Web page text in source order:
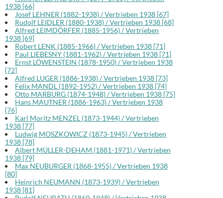
1938 [66]
Josef LEHNER (1882-1938) / Vertrieben 1938 [67]
Rudolf LEIDLER (1880-1938) / Vertrieben 1938 [68]
Alfred LEIMDÖRFER (1885-1956) / Vertrieben
1938 [69]
Robert LENK (1885-1966) / Vertrieben 1938 [71]
Paul LIEBESNY (1881-1962) / Vertrieben 1938 [71]
Ernst LÖWENSTEIN (1878-1950) / Vertrieben 1938
[72]
Alfred LUGER (1886-1938) / Vertrieben 1938 [73]
Felix MANDL (1892-1952) / Vertrieben 1938 [74]
Otto MARBURG (1874-1948) / Vertrieben 1938 [75]
Hans MAUTNER (1886-1963) / Vertrieben 1938
[76]
Karl Moritz MENZEL (1873-1944) / Vertrieben
1938 [77]
Ludwig MOSZKOWICZ (1873-1945) / Vertrieben
1938 [78]
Albert MÜLLER-DEHAM (1881-1971) / Vertrieben
1938 [79]
Max NEUBURGER (1868-1955) / Vertrieben 1938
[80]
Heinrich NEUMANN (1873-1939) / Vertrieben
1938 [81]